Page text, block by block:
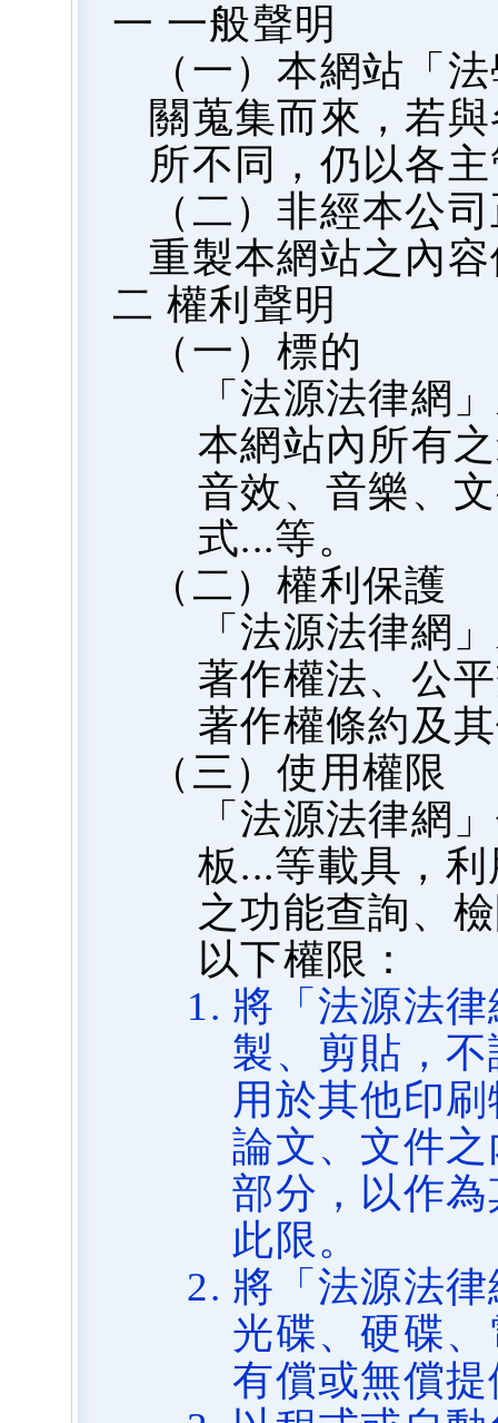
一 一般聲明
（一）本網站「
關蒐集而來，若
所不同，仍以各
（二）非經本公
重製本網站之內
二 權利聲明
（一）標的
「法源法律網
本網站內所有
音效、音樂、
式...等。
（二）權利保護
「法源法律網
著作權法、公
著作權條約及
（三）使用權限
「法源法律網
板...等載具，
之功能查詢、
以下權限：
將「法源法
製、剪貼，
用於其他印
論文、文件
部分，以作
此限。
將「法源法
光碟、硬碟
有償或無償